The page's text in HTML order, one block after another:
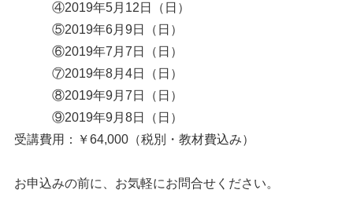
④2019年5月12日（日）
⑤2019年6月9日（日）
⑥2019年7月7日（日）
⑦2019年8月4日（日）
⑧2019年9月7日（日）
⑨2019年9月8日（日）
受講費用：￥64,000（税別・教材費込み）
お申込みの前に、お気軽にお問合せください。